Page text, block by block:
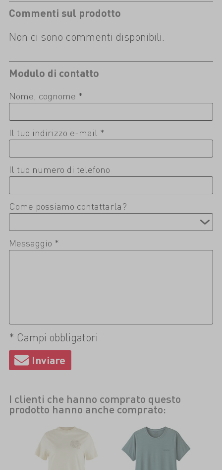
Commenti sul prodotto
Non ci sono commenti disponibili.
Modulo di contatto
Nome, cognome *
Il tuo indirizzo e-mail *
Il tuo numero di telefono
Come possiamo contattarla?
Messaggio *
* Campi obbligatori
I clienti che hanno comprato questo
prodotto hanno anche comprato: